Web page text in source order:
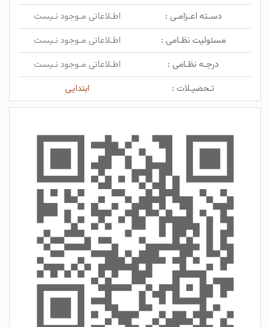
دسـته اعـزامـی :
اطـلاعاتی مـوجود نـیست
مسئولیت نظـامی :
اطـلاعاتی مـوجود نـیست
درجـه نظـامی :
اطـلاعاتی مـوجود نـیست
تـحصیـلات :
ابتدایی